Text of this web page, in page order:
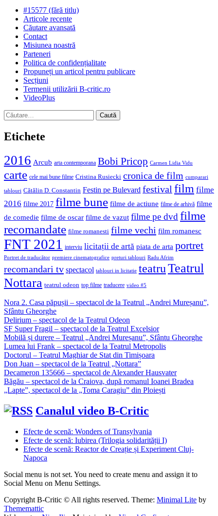
#15577 (fără titlu)
Articole recente
Căutare avansată
Contact
Misiunea noastră
Parteneri
Politica de confidențialitate
Propuneți un articol pentru publicare
Secțiuni
Termenii utilizării B-critic.ro
VideoPlus
Caută
după:
Etichete
2016 Arcub arta contemporana Bobi Pricop Carmen Lidia Vidu
carte cele mai bune filme Cristina Rusiecki cronica de film cumparari
tablouri Cătălin D. Constantin Festin pe Bulevard festival film filme
2016 filme 2017 filme bune filme de actiune filme de arhivă filme
de comedie filme de oscar filme de vazut filme pe dvd filme
recomandate filme romanesti filme vechi film romanesc
FNT 2021 interviu licitații de artă piata de arta portret
Portret de traducător premiere cinematografice preturi tablouri Radu Afrim
recomandari tv spectacol tablouri in licitatie teatruTeatrul
Nottara teatrul odeon top filme traducere video #5
Nora 2. Casa păpușii – spectacol de la Teatrul „Andrei Mureșanu”,
Sfântu Gheorghe
Delirium – spectacol de la Teatrul Odeon
SF Super Fragil – spectacol de la Teatrul Excelsior
Mobilă și durere – Teatrul „Andrei Mureșanu”, Sfântu Gheorghe
Lumea lui Frank – spectacol de la Teatrul Metropolis
Doctorul – Teatrul Maghiar de Stat din Timișoara
Don Juan – spectacol de la Teatrul „Nottara”
Decameron 135666 – spectacol de Alexander Hausvater
Băgău – spectacol de la Craiova, după romanul Ioanei Bradea
„Lapte”, spectacol de la „Toma Caragiu” din Ploiești
Canalul video B-Critic
Efecte de scenă: Wonders of Transylvania
Efecte de scenă: Iubirea (Trilogia solidarității I)
Efecte de scenă: Reactor de Creație și Experiment Cluj-
Napoca
Social menu is not set. You need to create menu and assign it to
Social Menu on Menu Settings.
Copyright B-Critic © All rights reserved. Theme: Minimal Lite by
Thememattic